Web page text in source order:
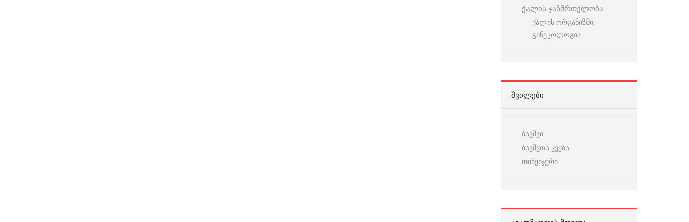
ქალის ჯანმრთელობა
ქალის ორგანიზმი,
გინეკოლოგია
ᲨᲕᲘᲚᲔᲑᲘ
ბავშვი
ბავშვთა კვება
თინეიჯერი